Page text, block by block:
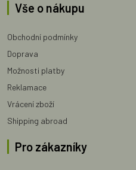
Vše o nákupu
Obchodní podmínky
Doprava
Možnosti platby
Reklamace
Vrácení zboží
Shipping abroad
Pro zákazníky